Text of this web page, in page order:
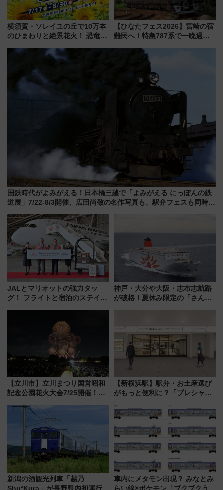
横須賀・ソレイユの丘で10万本
のひまわりと絶景花火！ 恐竜や
帰りお出かけ最新情報（2026年
【ひなたフェス2026】宮崎の宿
難民へ！特急787系で一晩過ご
ローおひさま」が救世主に？
国鉄時代がよみがえる！日本橋三越で「よみがえる にっぽんの鉄
道展」7/22-8/3開催、広田尚敬の名作写真も、駅弁フェスも同時開
JALとマリオットの強力タッ
グ！ フライトと宿泊のステイタ
神戸・大分や大阪・志布志航路
が破格！夏休み限定の「さんふ
【立川市】立川まつり国営昭和
記念公園花火大会7/25開催！
混雑に要注意、その理由は
【新横浜駅】駅弁・お土産選び
がもっと便利に？「プレシャス
ン 場所や営業時間・限定弁当
を紹介
新潟の酒観光列車「越乃
Shu*Kura」が長野県内初運行！
車内にメタモン出現？ みなとみ
らい線×ポケモン「ブクブクうみ